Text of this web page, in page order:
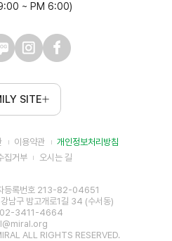
~ PM 6:00)
SITE
이용약관
개인정보처리방침
집거부
오시는 길
등록번호 213-82-04651
남구 밤고개로1길 34 (수서동)
02-3411-4664
ALL RIGHTS RESERVED.